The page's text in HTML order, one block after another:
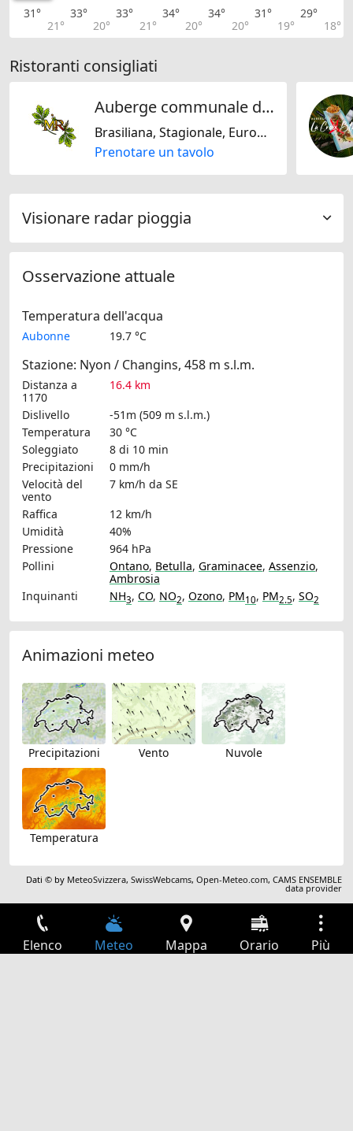
31°
21°
33°
20°
33°
21°
34°
20°
34°
20°
31°
19°
29°
18°
Ristoranti consigliati
Auberge communale de St- Livres
Brasiliana, Stagionale, Europeo, Francese, Italiana, Mediterranea, Portoghese, Regionale, Svizzera, Senza glutine, Senza lattosio
Prenotare un tavolo
Visionare radar pioggia
Osservazione attuale
Temperatura dell'acqua
Aubonne 19.7 °C
Stazione: Nyon / Changins, 458 m s.l.m.
Distanza a
1170
16.4 km
Dislivello
-51m (509 m s.l.m.)
Temperatura
30 °C
Soleggiato
8 di 10 min
Precipitazioni
0 mm/h
Velocità del
vento
7 km/h da SE
Raffica
12 km/h
Umidità
40%
Pressione
964 hPa
Pollini
Ontano, Betulla, Graminacee, Assenzio,
Ambrosia
Inquinanti
NH3, CO, NO2, Ozono, PM10, PM2.5, SO2
Animazioni meteo
Precipitazioni Vento Nuvole
Temperatura
Dati © by MeteoSvizzera,SwissWebcams,Open-Meteo.com,CAMS ENSEMBLE
data provider
Elenco Meteo Mappa Orario Più